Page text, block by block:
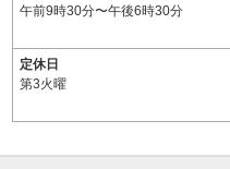
午前9時30分〜午後6時30分
定休日
第3火曜